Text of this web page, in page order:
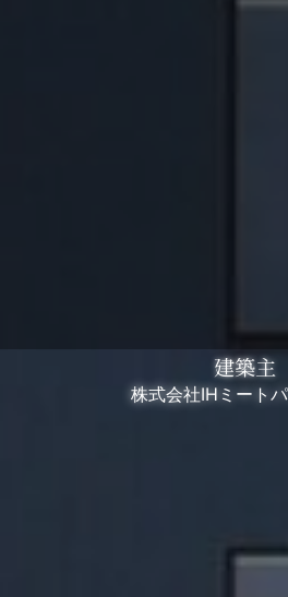
建築主
株式会社IHミート